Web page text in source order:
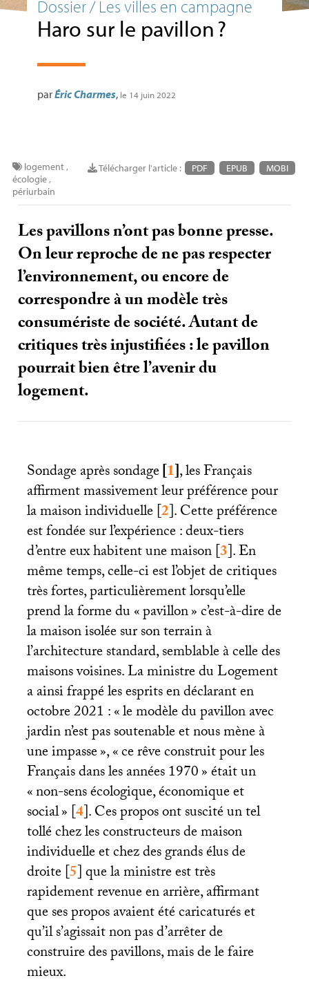
Dossier / Les villes en campagne
Haro sur le pavillon?
parÉric Charmes, le 14 juin 2022
Télécharger l'article : PDF EPUB MOBI
logement,
écologie,
périurbain
Les pavillons n’ont pas bonne presse.
On leur reproche de ne pas respecter
l’environnement, ou encore de
correspondre à un modèle très
consumériste de société. Autant de
critiques très injustifiées : le pavillon
pourrait bien être l’avenir du
logement.
Sondage après sondage[1], les Français
affirment massivement leur préférence pour
la maison individuelle[2]. Cette préférence
est fondée sur l’expérience : deux-tiers
d’entre eux habitent une maison[3]. En
même temps, celle-ci est l’objet de critiques
très fortes, particulièrement lorsqu’elle
prend la forme du «pavillon» c’est-à-dire de
la maison isolée sur son terrain à
l’architecture standard, semblable à celle des
maisons voisines. La ministre du Logement
a ainsi frappé les esprits en déclarant en
octobre 2021 : «le modèle du pavillon avec
jardin n’est pas soutenable et nous mène à
une impasse», «ce rêve construit pour les
Français dans les années 1970» était un
«non-sens écologique, économique et
social»[4]. Ces propos ont suscité un tel
tollé chez les constructeurs de maison
individuelle et chez des grands élus de
droite[5]que la ministre est très
rapidement revenue en arrière, affirmant
que ses propos avaient été caricaturés et
qu’il s’agissait non pas d’arrêter de
construire des pavillons, mais de le faire
mieux.